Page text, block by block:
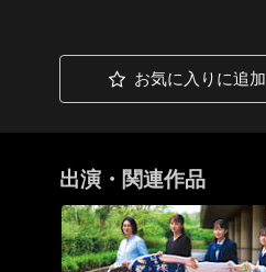
お気に入りに追加
出演・関連作品